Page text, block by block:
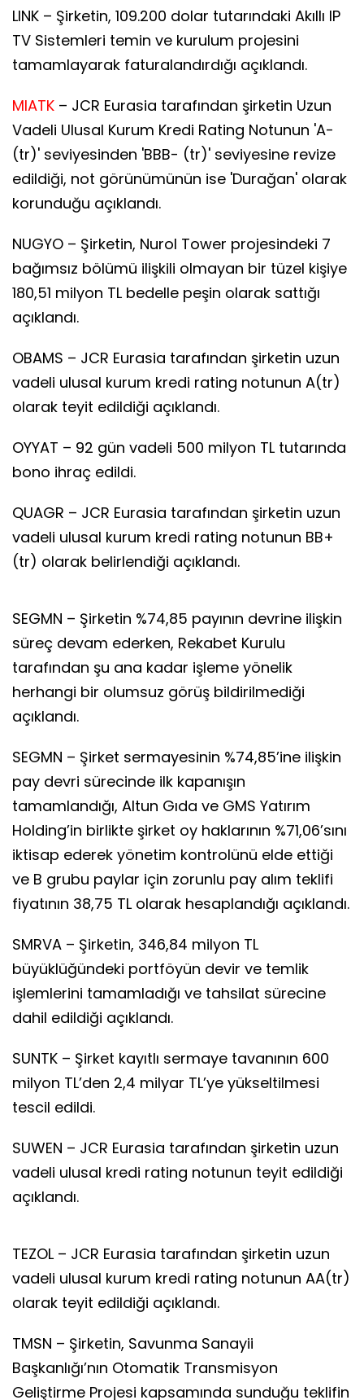
LINK – Şirketin, 109.200 dolar tutarındaki Akıllı IP
TV Sistemleri temin ve kurulum projesini
tamamlayarak faturalandırdığı açıklandı.
MIATK – JCR Eurasia tarafından şirketin Uzun
Vadeli Ulusal Kurum Kredi Rating Notunun 'A-
(tr)' seviyesinden 'BBB- (tr)' seviyesine revize
edildiği, not görünümünün ise 'Durağan' olarak
korunduğu açıklandı.
NUGYO – Şirketin, Nurol Tower projesindeki 7
bağımsız bölümü ilişkili olmayan bir tüzel kişiye
180,51 milyon TL bedelle peşin olarak sattığı
açıklandı.
OBAMS – JCR Eurasia tarafından şirketin uzun
vadeli ulusal kurum kredi rating notunun A(tr)
olarak teyit edildiği açıklandı.
OYYAT – 92 gün vadeli 500 milyon TL tutarında
bono ihraç edildi.
QUAGR – JCR Eurasia tarafından şirketin uzun
vadeli ulusal kurum kredi rating notunun BB+
(tr) olarak belirlendiği açıklandı.
SEGMN – Şirketin %74,85 payının devrine ilişkin
süreç devam ederken, Rekabet Kurulu
tarafından şu ana kadar işleme yönelik
herhangi bir olumsuz görüş bildirilmediği
açıklandı.
SEGMN – Şirket sermayesinin %74,85’ine ilişkin
pay devri sürecinde ilk kapanışın
tamamlandığı, Altun Gıda ve GMS Yatırım
Holding’in birlikte şirket oy haklarının %71,06’sını
iktisap ederek yönetim kontrolünü elde ettiği
ve B grubu paylar için zorunlu pay alım teklifi
fiyatının 38,75 TL olarak hesaplandığı açıklandı.
SMRVA – Şirketin, 346,84 milyon TL
büyüklüğündeki portföyün devir ve temlik
işlemlerini tamamladığı ve tahsilat sürecine
dahil edildiği açıklandı.
SUNTK – Şirket kayıtlı sermaye tavanının 600
milyon TL’den 2,4 milyar TL’ye yükseltilmesi
tescil edildi.
SUWEN – JCR Eurasia tarafından şirketin uzun
vadeli ulusal kredi rating notunun teyit edildiği
açıklandı.
TEZOL – JCR Eurasia tarafından şirketin uzun
vadeli ulusal kurum kredi rating notunun AA(tr)
olarak teyit edildiği açıklandı.
TMSN – Şirketin, Savunma Sanayii
Başkanlığı’nın Otomatik Transmisyon
Geliştirme Projesi kapsamında sunduğu teklifin